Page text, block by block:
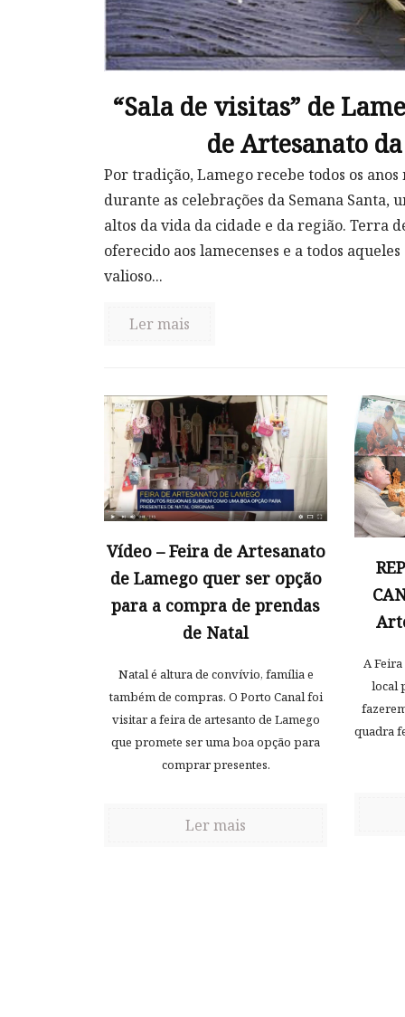
“Sala de visitas” de
de Artesanato da
Por tradição, Lamego recebe todos os
durante as celebrações da Semana Santa,
altos da vida da cidade e da região. Terra
oferecido aos lamecenses e a todos
valioso...
Ler mais
Vídeo – Feira de Artesanato
de Lamego quer ser opção
para a compra de prendas
de Natal
Natal é altura de convívio, família e
também de compras. O Porto Canal foi
visitar a feira de artesanto de Lamego
que promete ser uma boa opção para
comprar presentes.
Ler mais
A
local
quadra